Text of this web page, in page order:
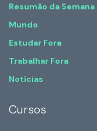
Resumão da Semana
Mundo
Estudar Fora
Trabalhar Fora
Notícias
Cursos